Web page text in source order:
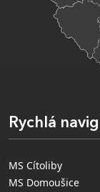
Rychlá
MS Cítoliby
MS Domoušice